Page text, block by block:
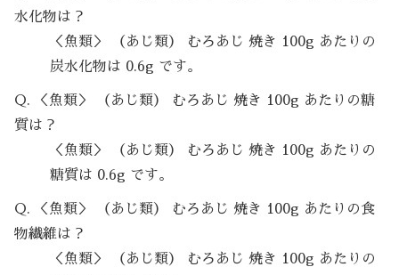
水化物は？
＜魚類＞ （あじ類） むろあじ 焼き 100g あたりの
炭水化物は 0.6g です。
Q. ＜魚類＞ （あじ類） むろあじ 焼き 100g あたりの糖
質は？
＜魚類＞ （あじ類） むろあじ 焼き 100g あたりの
糖質は 0.6g です。
Q. ＜魚類＞ （あじ類） むろあじ 焼き 100g あたりの食
物繊維は？
＜魚類＞ （あじ類） むろあじ 焼き 100g あたりの